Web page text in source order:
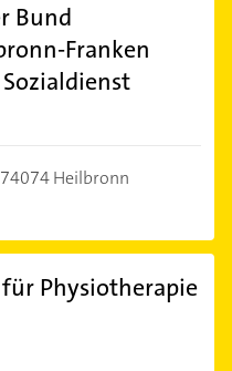
Bund
Franken
74074 Heilbronn
Physiotherapie